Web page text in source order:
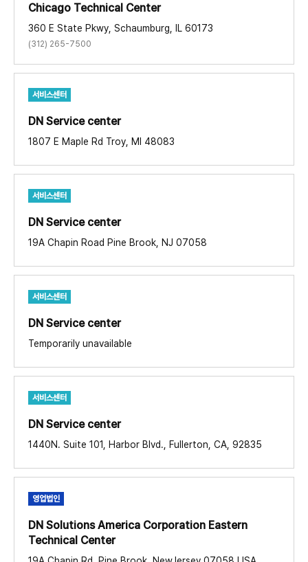
Chicago Technical Center​
360 E State Pkwy, Schaumburg, IL 60173
(312) 265-7500
서비스센터
DN Service center​
1807 E Maple Rd Troy, MI 48083
서비스센터
DN Service center​
19A Chapin Road Pine Brook, NJ 07058
서비스센터
DN Service center​
Temporarily unavailable
서비스센터
DN Service center​
1440N. Suite 101, Harbor Blvd., Fullerton, CA, 92835
영업법인
DN Solutions America Corporation Eastern
Technical Center​